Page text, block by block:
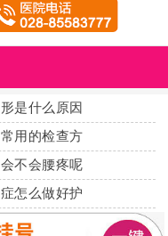
是什么原因
用的检查方
不会腰疼呢
怎么做好护